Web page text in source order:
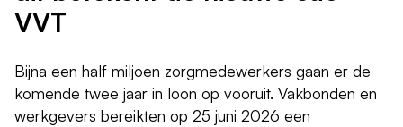
VVT
Bijna een half miljoen zorgmedewerkers gaan er de
komende twee jaar in loon op vooruit. Vakbonden en
werkgevers bereikten op 25 juni 2026 een